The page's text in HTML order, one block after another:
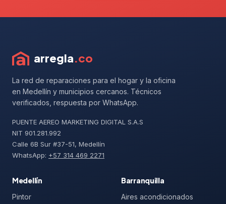
arregla.co
La red de reparaciones para el hogar y la oficina
en Medellín y municipios cercanos. Técnicos
verificados, respuesta por WhatsApp.
PUENTE AEREO MARKETING DIGITAL S.A.S
NIT 901.281.992
Calle 6B Sur #37-51, Medellín
WhatsApp: +57 314 469 2271
Medellín
Pintor
Barranquilla
Aires acondicionados